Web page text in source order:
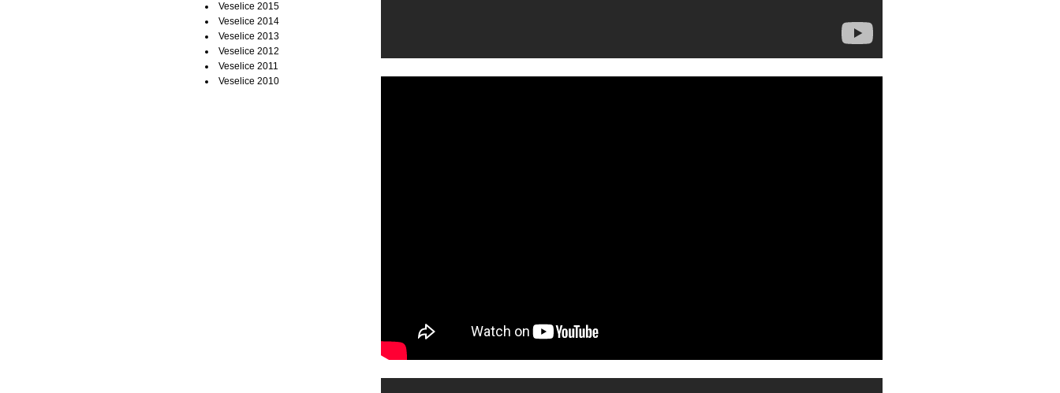
Veselice 2015
Veselice 2014
Veselice 2013
Veselice 2012
Veselice 2011
Veselice 2010